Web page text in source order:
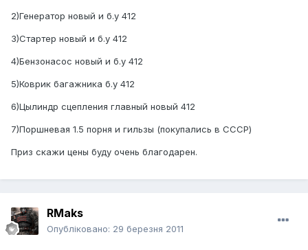
2)Генератор новый и б.у 412
3)Стартер новый и б.у 412
4)Бензонасос новый и б.у 412
5)Коврик багажника б.у 412
6)Цылиндр сцепления главный новый 412
7)Поршневая 1.5 порня и гильзы (покупались в СССР)
Приз скажи цены буду очень благодарен.
RMaks
Опубліковано: 29 березня 2011